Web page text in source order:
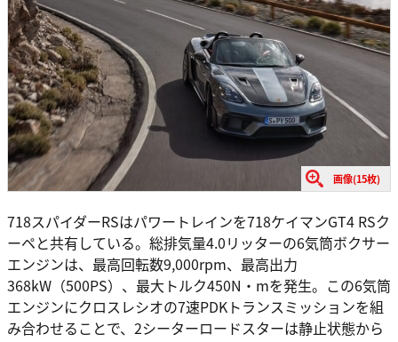
画像(15枚)
718スパイダーRSはパワートレインを718ケイマンGT4 RSク
ーペと共有している。総排気量4.0リッターの6気筒ボクサー
エンジンは、最高回転数9,000rpm、最高出力
368kW（500PS）、最大トルク450N・mを発生。この6気筒
エンジンにクロスレシオの7速PDKトランスミッションを組
み合わせることで、2シーターロードスターは静止状態から